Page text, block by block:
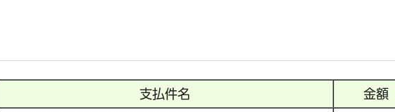
支払件名 金額